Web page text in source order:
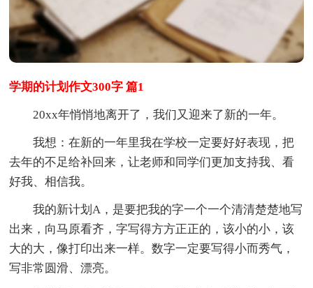
学期的计划作文300字 篇1
20xx年悄悄地离开了，我们又迎来了新的一年。
我想：在新的一年里我在学校一定要好好表现，把
去年的不足给补回来，让老师和同学们更加支持我、看
好我、相信我。
我的新计划A，是要把我的字一个一个清清楚楚地写
出来，向马原看齐，字写得方方正正的，该小的小，该
大的大，像打印出来一样。数字一定要写得小而秀气，
写非常圆滑、漂亮。